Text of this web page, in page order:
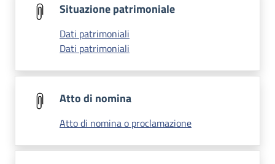
Situazione patrimoniale
Dati patrimoniali
Dati patrimoniali
Atto di nomina
Atto di nomina o proclamazione